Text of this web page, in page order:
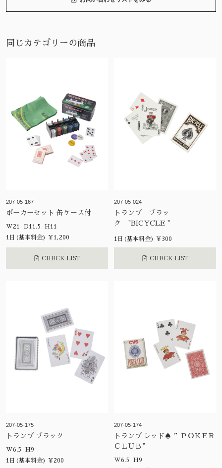
同じカテゴリーの商品
207-05-167
ポーカーセット 缶ケース付
W21 D11.5 H11
1日(基本料金) ¥1,200
CHECK LIST
207-05-024
トランプ ブラッ
ク "BICYCLE "
1日(基本料金) ¥300
CHECK LIST
207-05-175
トランプ ブラック
W6.5 H9
1日(基本料金) ¥200
207-05-174
トランプ レッド♠ ”ＰＯＫＥＲ
ＣＬＵＢ”
W6.5 H9